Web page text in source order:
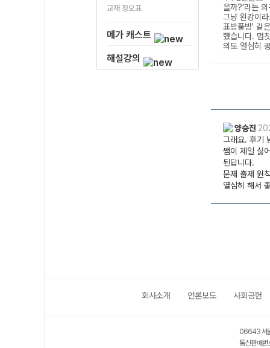
교재 정오표
메가 캐스트
해설강의
회사소개 언론보도 사회공헌
06643 서
통신판매